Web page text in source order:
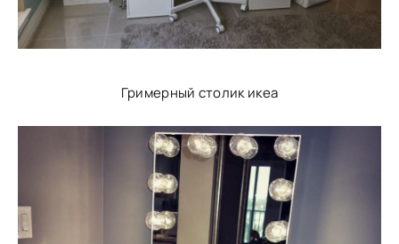
Гримерный столик икеа